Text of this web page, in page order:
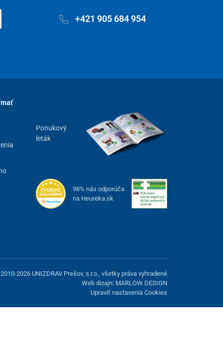
+421 905 684 954
Ponukový
leták
98% nás odporúča
na Heureka.sk
2026 UNIZDRAV Prešov, s.r.o., všetky práva vyhradené
Web dizajn: MARLOW DESIGN
Upraviť nastavenia Cookies